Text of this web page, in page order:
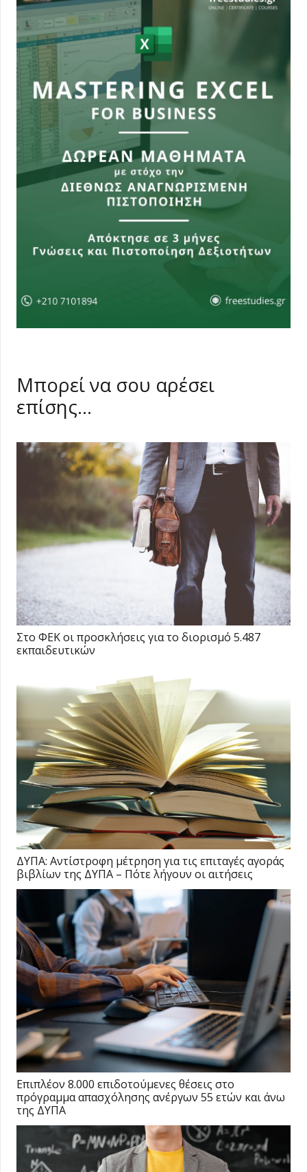
Μπορεί να σου αρέσει
επίσης…
Στο ΦΕΚ οι προσκλήσεις για το διορισμό 5.487
εκπαιδευτικών
ΔΥΠΑ: Αντίστροφη μέτρηση για τις επιταγές αγοράς
βιβλίων της ΔΥΠΑ – Πότε λήγουν οι αιτήσεις
Επιπλέον 8.000 επιδοτούμενες θέσεις στο
πρόγραμμα απασχόλησης ανέργων 55 ετών και άνω
της ΔΥΠΑ